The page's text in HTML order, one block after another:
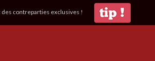
contreparties exclusives !